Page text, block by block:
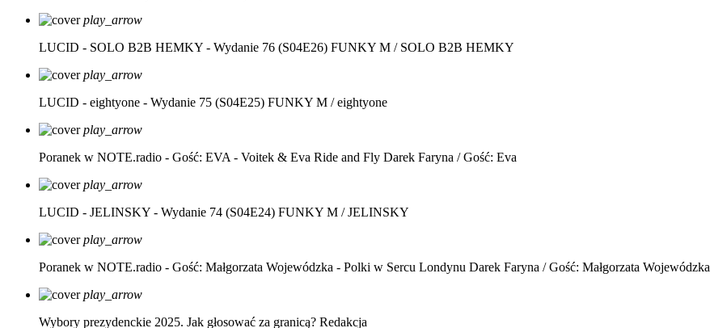
play_arrow
LUCID - SOLO B2B HEMKY - Wydanie 76 (S04E26) FUNKY M / SOLO B2B HEMKY
play_arrow
LUCID - eightyone - Wydanie 75 (S04E25) FUNKY M / eightyone
play_arrow
Poranek w NOTE.radio - Gość: EVA - Voitek & Eva Ride and Fly Darek Faryna / Gość: Eva
play_arrow
LUCID - JELINSKY - Wydanie 74 (S04E24) FUNKY M / JELINSKY
play_arrow
Poranek w NOTE.radio - Gość: Małgorzata Wojewódzka - Polki w Sercu Londynu Darek Faryna / Gość: Małgorzata Wojewódzka
play_arrow
Wybory prezydenckie 2025. Jak głosować za granicą? Redakcja